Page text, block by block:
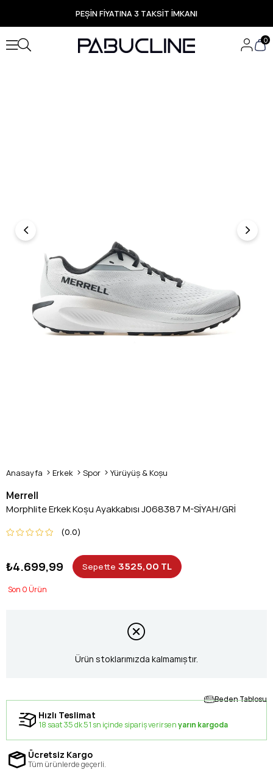
PEŞİN FİYATINA 3 TAKSİT İMKANI
TÜM ÜRÜNLERDE ÜCRETSİZ KARGO
Yeni Sezon Ürünlerde Özel Fırsatlar
Seçili Ürünlerde Hızlı Teslimat
0
Anasayfa Erkek Spor Yürüyüş & Koşu
Merrell
Morphlite Erkek Koşu Ayakkabısı J068387 M-SİYAH/GRİ
0.0
₺4.699,99 Sepette 3525,00 TL
0
Ürün stoklarımızda kalmamıştır.
Beden Tablosu
Hızlı Teslimat
18 saat 35 dk 51 sn içinde sipariş verirsenyarın kargoda
Ücretsiz Kargo
Tüm ürünlerde geçerli.